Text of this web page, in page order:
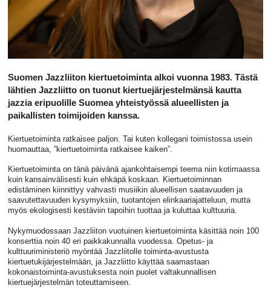
Suomen Jazzliiton kiertuetoiminta alkoi vuonna 1983. Tästä
lähtien Jazzliitto on tuonut kiertuejärjestelmänsä kautta
jazzia eripuolille Suomea yhteistyössä alueellisten ja
paikallisten toimijoiden kanssa.
Kiertuetoiminta ratkaisee paljon. Tai kuten kollegani toimistossa usein
huomauttaa, ”kiertuetoiminta ratkaisee kaiken”.
Kiertuetoiminta on tänä päivänä ajankohtaisempi teema niin kotimaassa
kuin kansainvälisesti kuin ehkäpä koskaan. Kiertuetoiminnan
edistäminen kiinnittyy vahvasti musiikin alueellisen saatavuuden ja
saavutettavuuden kysymyksiin, tuotantojen elinkaariajatteluun, mutta
myös ekologisesti kestäviin tapoihin tuottaa ja kuluttaa kulttuuria.
Nykymuodossaan Jazzliiton vuotuinen kiertuetoiminta käsittää noin 100
konserttia noin 40 eri paikkakunnalla vuodessa. Opetus- ja
kulttuuriministeriö myöntää Jazzliitolle toiminta-avustusta
kiertuetukijärjestelmään, ja Jazzliitto käyttää saamastaan
kokonaistoiminta-avustuksesta noin puolet valtakunnallisen
kiertuejärjestelmän toteuttamiseen.